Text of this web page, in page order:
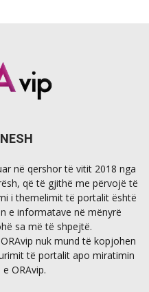
në qershor të vitit 2018 nga
që të gjithë me përvojë të
i themelimit të portalit është
e informatave në mënyrë
sa më të shpejtë.
nuk mund të kopjohen
të portalit apo miratimin
ORAvip.